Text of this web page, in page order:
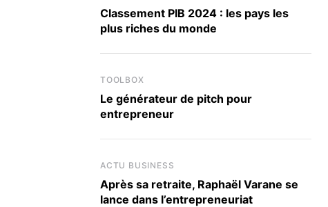
Classement PIB 2024 : les pays les
plus riches du monde
TOOLBOX
Le générateur de pitch pour
entrepreneur
ACTU BUSINESS
Après sa retraite, Raphaël Varane se
lance dans l’entrepreneuriat